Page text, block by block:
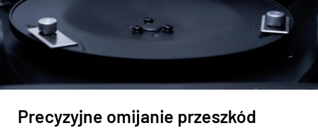
Precyzyjne omijanie przeszkód